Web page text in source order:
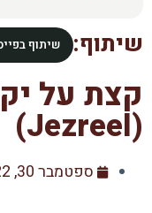
שיתוף: שיתוף
קצת על
(Jezreel)
ספטמבר 30, 2022